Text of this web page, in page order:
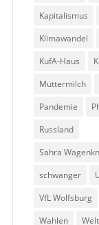
Kapitalismus
Klimawandel
KufA-Haus
Muttermilch
Pandemie
Russland
Sahra
schwanger
VfL Wolfsburg
Wahlen